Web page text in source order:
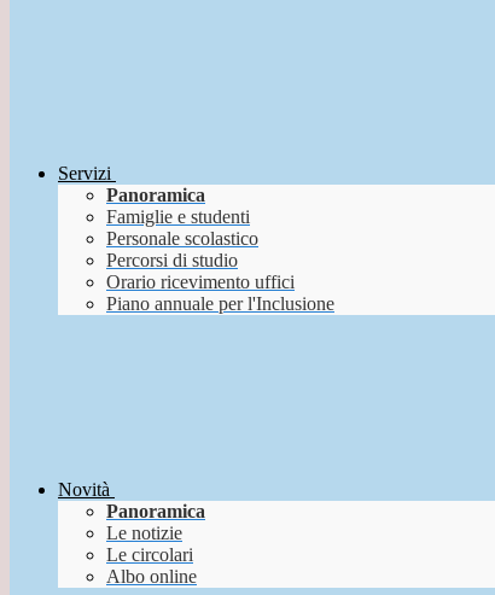
Servizi
Panoramica
Famiglie e studenti
Personale scolastico
Percorsi di studio
Orario ricevimento uffici
Piano annuale per l'Inclusione
Novità
Panoramica
Le notizie
Le circolari
Albo online